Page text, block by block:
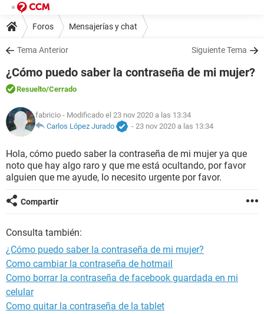
Foros Mensajerías y chat
Tema Anterior Siguiente Tema
¿Cómo puedo saber la contraseña de mi mujer?
Resuelto/Cerrado
fabricio - Modificado el 23 nov 2020 a las 13:34
Carlos López Jurado
- 23 nov 2020 a las 13:34
Hola, cómo puedo saber la contraseña de mi mujer ya que
noto que hay algo raro y que me está ocultando, por favor
alguien que me ayude, lo necesito urgente por favor.
Compartir
Consulta también:
¿Cómo puedo saber la contraseña de mi mujer?
Como cambiar la contraseña de hotmail
Como borrar la contraseña de facebook guardada en mi
celular
Como quitar la contraseña de la tablet